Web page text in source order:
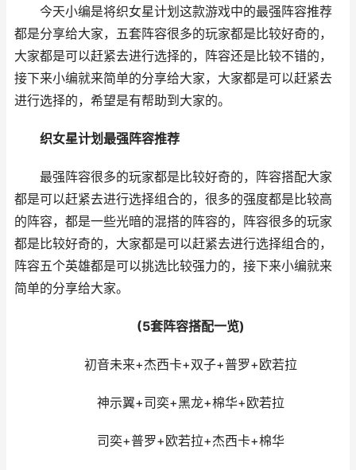
今天小编是将织女星计划这款游戏中的最强阵容推荐
都是分享给大家，五套阵容很多的玩家都是比较好奇的，
大家都是可以赶紧去进行选择的，阵容还是比较不错的，
接下来小编就来简单的分享给大家，大家都是可以赶紧去
进行选择的，希望是有帮助到大家的。
织女星计划最强阵容推荐
最强阵容很多的玩家都是比较好奇的，阵容搭配大家
都是可以赶紧去进行选择组合的，很多的强度都是比较高
的阵容，都是一些光暗的混搭的阵容的，阵容很多的玩家
都是比较好奇的，大家都是可以赶紧去进行选择组合的，
阵容五个英雄都是可以挑选比较强力的，接下来小编就来
简单的分享给大家。
(5套阵容搭配一览)
初音未来+杰西卡+双子+普罗+欧若拉
神示翼+司奕+黑龙+棉华+欧若拉
司奕+普罗+欧若拉+杰西卡+棉华